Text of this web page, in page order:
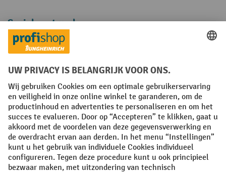
Sociale netwerken
Facebook
YouTube
LinkedInInstagram
Algemene leveringsvoorwaarden Copyright
Privacyverklaring Privacy Instellingen
All prices excl. VAT plusshipping costs and possible delivery charges,
if not stated otherwise.
¹ De korting is geldig zolang de voorraad strekt. De korting is niet van